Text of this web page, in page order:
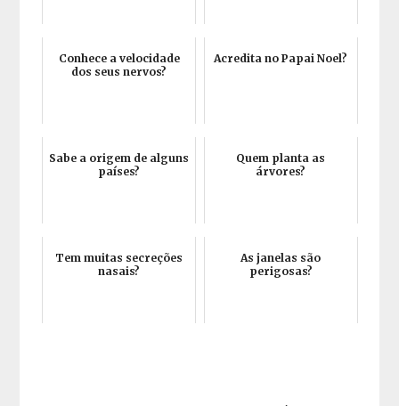
Conhece a velocidade
dos seus nervos?
Acredita no Papai Noel?
Sabe a origem de alguns
países?
Quem planta as
árvores?
Tem muitas secreções
nasais?
As janelas são
perigosas?